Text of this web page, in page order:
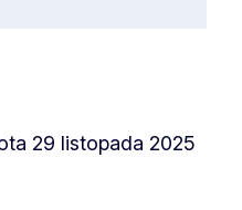
29 listopada 2025